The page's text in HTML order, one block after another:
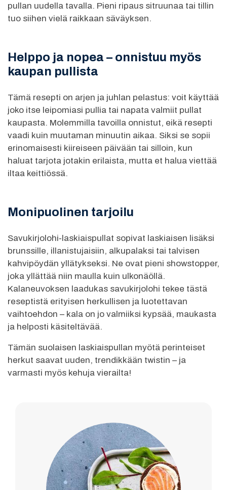
pullan uudella tavalla. Pieni ripaus sitruunaa tai tillin
tuo siihen vielä raikkaan säväyksen.
Helppo ja nopea – onnistuu myös
kaupan pullista
Tämä resepti on arjen ja juhlan pelastus: voit käyttää
joko itse leipomiasi pullia tai napata valmiit pullat
kaupasta. Molemmilla tavoilla onnistut, eikä resepti
vaadi kuin muutaman minuutin aikaa. Siksi se sopii
erinomaisesti kiireiseen päivään tai silloin, kun
haluat tarjota jotakin erilaista, mutta et halua viettää
iltaa keittiössä.
Monipuolinen tarjoilu
Savukirjolohi‑laskiaispullat sopivat laskiaisen lisäksi
brunssille, illanistujaisiin, alkupalaksi tai talvisen
kahvipöydän yllätykseksi. Ne ovat pieni showstopper,
joka yllättää niin maulla kuin ulkonäöllä.
Kalaneuvoksen laadukas savukirjolohi tekee tästä
reseptistä erityisen herkullisen ja luotettavan
vaihtoehdon – kala on jo valmiiksi kypsää, maukasta
ja helposti käsiteltävää.
Tämän suolaisen laskiaispullan myötä perinteiset
herkut saavat uuden, trendikkään twistin – ja
varmasti myös kehuja vierailta!